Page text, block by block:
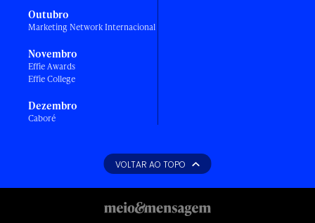
Outubro
Marketing Network Internacional
Novembro
Effie Awards
Effie College
Dezembro
Caboré
VOLTAR AO TOPO